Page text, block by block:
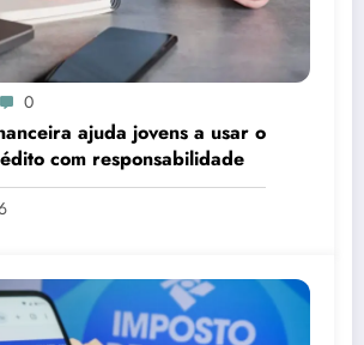
0
ajuda jovens a usar o
com responsabilidade